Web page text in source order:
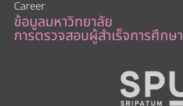
Career
ข้อมูลมหาวิทยาลัย
การตรวจสอบผู้สำเร็จการศึกษา